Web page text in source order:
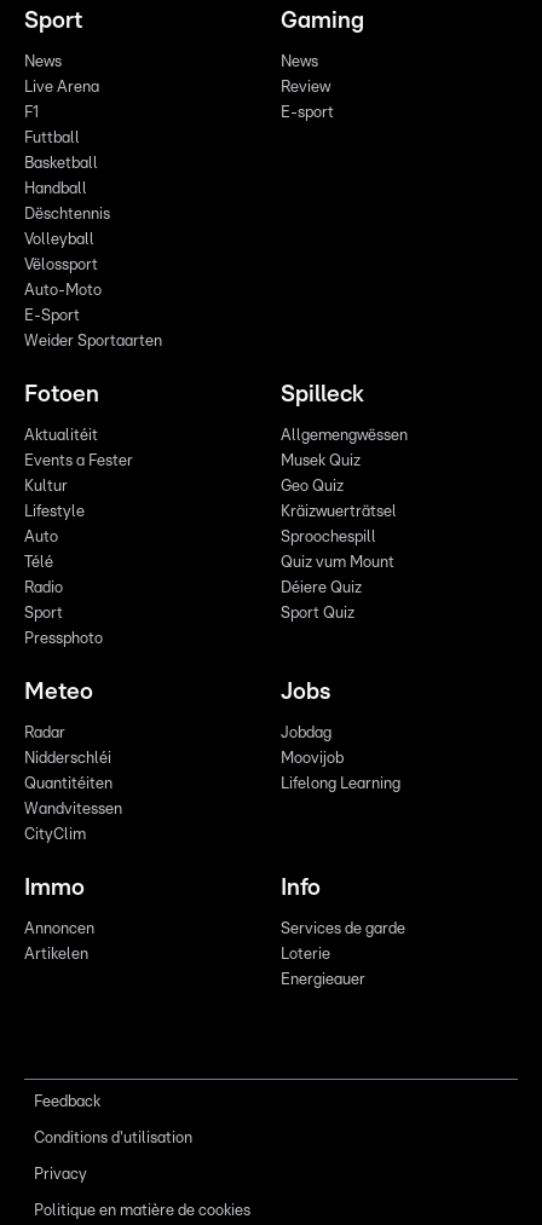
Sport
News
Live Arena
F1
Futtball
Basketball
Handball
Dëschtennis
Volleyball
Vëlossport
Auto-Moto
E-Sport
Weider Sportaarten
Gaming
News
Review
E-sport
Fotoen
Aktualitéit
Events a Fester
Kultur
Lifestyle
Auto
Télé
Radio
Sport
Pressphoto
Spilleck
Allgemengwëssen
Musek Quiz
Geo Quiz
Kräizwuerträtsel
Sproochespill
Quiz vum Mount
Déiere Quiz
Sport Quiz
Meteo
Radar
Nidderschléi
Quantitéiten
Wandvitessen
CityClim
Jobs
Jobdag
Moovijob
Lifelong Learning
Immo
Annoncen
Artikelen
Info
Services de garde
Loterie
Energieauer
Feedback
Conditions d'utilisation
Privacy
Politique en matière de cookies